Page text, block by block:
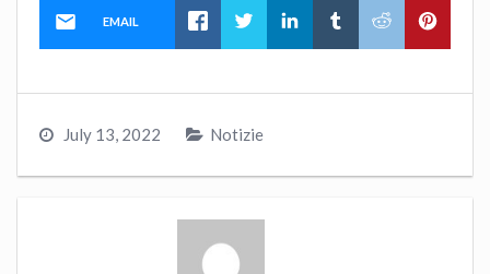
EMAIL
July 13, 2022 Notizie